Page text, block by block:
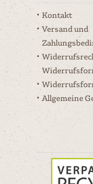
Kontakt
Versand und
Allgemeine